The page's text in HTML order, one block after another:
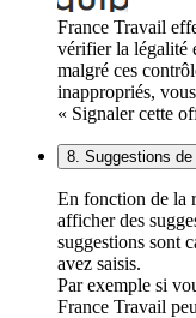
France Travail
vérifier la légalité
malgré ces
inappropriés,
« Signaler cette
8. Suggestions de
En fonction de la
afficher des
suggestions sont
avez saisis.
Par exemple si
France Travail